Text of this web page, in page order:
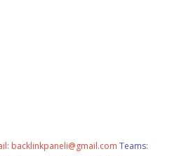
backlinkpaneli@gmail.com Teams: